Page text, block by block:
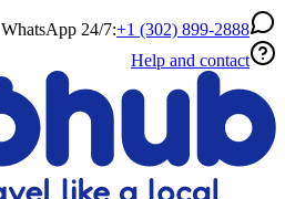
WhatsApp 24/7:+1 (302) 899-2888
Help and contact